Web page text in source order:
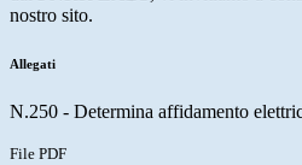
nostro sito.
Allegati
N.250 - Determina affidamento
File PDF